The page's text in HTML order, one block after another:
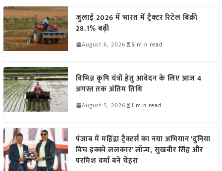
जुलाई 2026 में भारत में ट्रैक्टर रिटेल बिक्री
28.1% बढ़ी
August 6, 2026 5 min read
विभिन्न कृषि यंत्रों हेतु आवेदन के लिए आज 4
अगस्त तक अंतिम तिथि
August 5, 2026 1 min read
पंजाब में महिंद्रा ट्रैक्टर्स का नया अभियान ‘दुनिया
विच इक्को ललकार’ लॉन्च, सुखबीर सिंह और
परमिश वर्मा बने चेहरा